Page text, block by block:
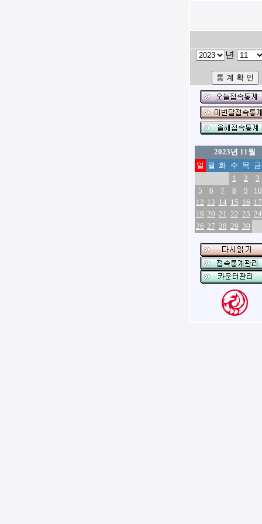
년
2023년 11월
일 월 화 수 목 금
1
2 3
5
6 7 8 9 10
12 13 14 15 16 17
19 20 21 22 23 24
26 27 28 29 30